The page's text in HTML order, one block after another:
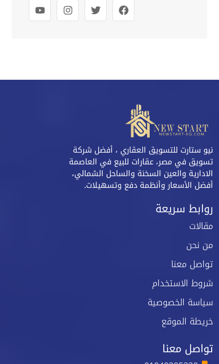
نيو ستارت للتسويق العقاري ، أفضل شركة
تسويق في مصر، عقارات للبيع في العاصمة
الادارية والعين السخنة والساحل الشمالي،
أفضل الأسعار وأنظمة دفع وتسهيلات.
روابط سريعة
مقالات
من نحن
تواصل معنا
شروط الاستخدام
سياسة الخصوصية
خريطة الموقع
تواصل معنا